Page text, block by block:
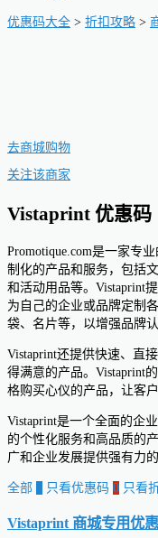
优惠码大全 > 折扣攻略 >
去商城购物
关注该商家
Vistaprint 优惠码
Promotique.com是一家专
制化的产品和服务，包括
和活动用品等。Vistaprint
为自己的企业或品牌定制
袋、名片等，以增强品牌
Vistaprint还提供快速、直
得满意的产品。Vistaprint
格购买心仪的产品，让客
Vistaprint是一个全面的企
的个性化服务和高品质的
广和企业发展提供强有力的
全部 只看优惠码 0 只看
Vistaprint 商城专用优